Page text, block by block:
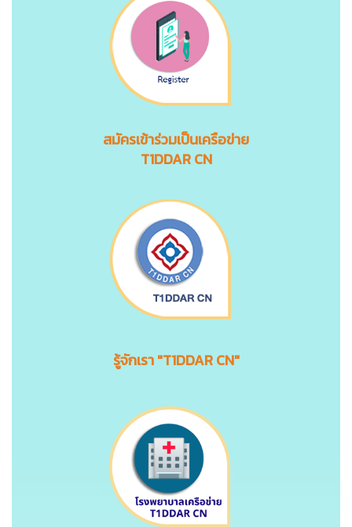
สมัครเข้าร่วมเป็นเครือข่าย
T1DDAR CN
รู้จักเรา "T1DDAR CN"